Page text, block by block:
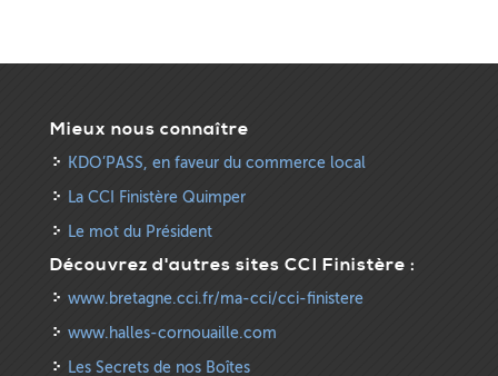
Mieux nous connaître
KDO’PASS, en faveur du commerce local
La CCI Finistère Quimper
Le mot du Président
Découvrez d'autres sites CCI Finistère :
www.bretagne.cci.fr/ma-cci/cci-finistere
www.halles-cornouaille.com
Les Secrets de nos Boîtes